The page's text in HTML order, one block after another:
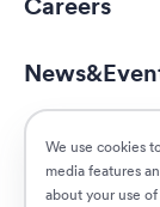
We use cookies
media features
about your use
Careers
ESG